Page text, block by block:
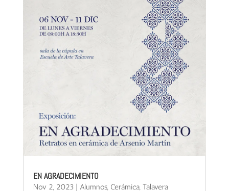
EN AGRADECIMIENTO
Nov 2, 2023 | Alumnos, Cerámica, Talavera